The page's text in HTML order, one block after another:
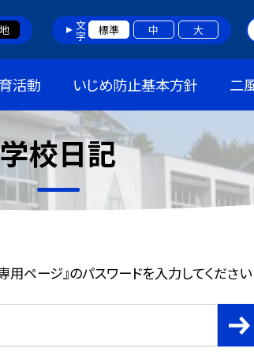
文字 標準 中 大
活動 いじめ防止基本方針 二
学校日記
用ページ』のパスワードを入力してください